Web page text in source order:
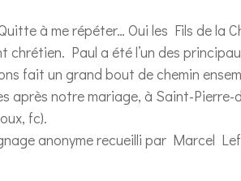
à me répéter… Oui les Fils de la
Paul a été l’un des
fait un grand bout de chemin
après notre mariage, à Saint-Pierre-
fc).
anonyme recueilli par Marcel